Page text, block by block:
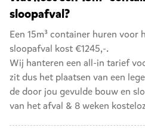
sloopafval?
Een 15m³ container huren voor
sloopafval kost €1245,-.
Wij hanteren een all-in tarief
zit dus het plaatsen van een
de door jou gevulde bouw en
van het afval & 8 weken